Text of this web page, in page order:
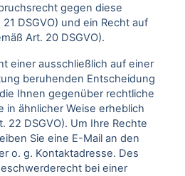
gegen diese
DSGVO) und ein Recht auf
Art. 20 DSGVO).
einer ausschließlich auf einer
beruhenden Entscheidung
Ihnen gegenüber rechtliche
in ähnlicher Weise erheblich
22 DSGVO). Um Ihre Rechte
Sie eine E-Mail an den
o. g. Kontaktadresse. Des
bei einer